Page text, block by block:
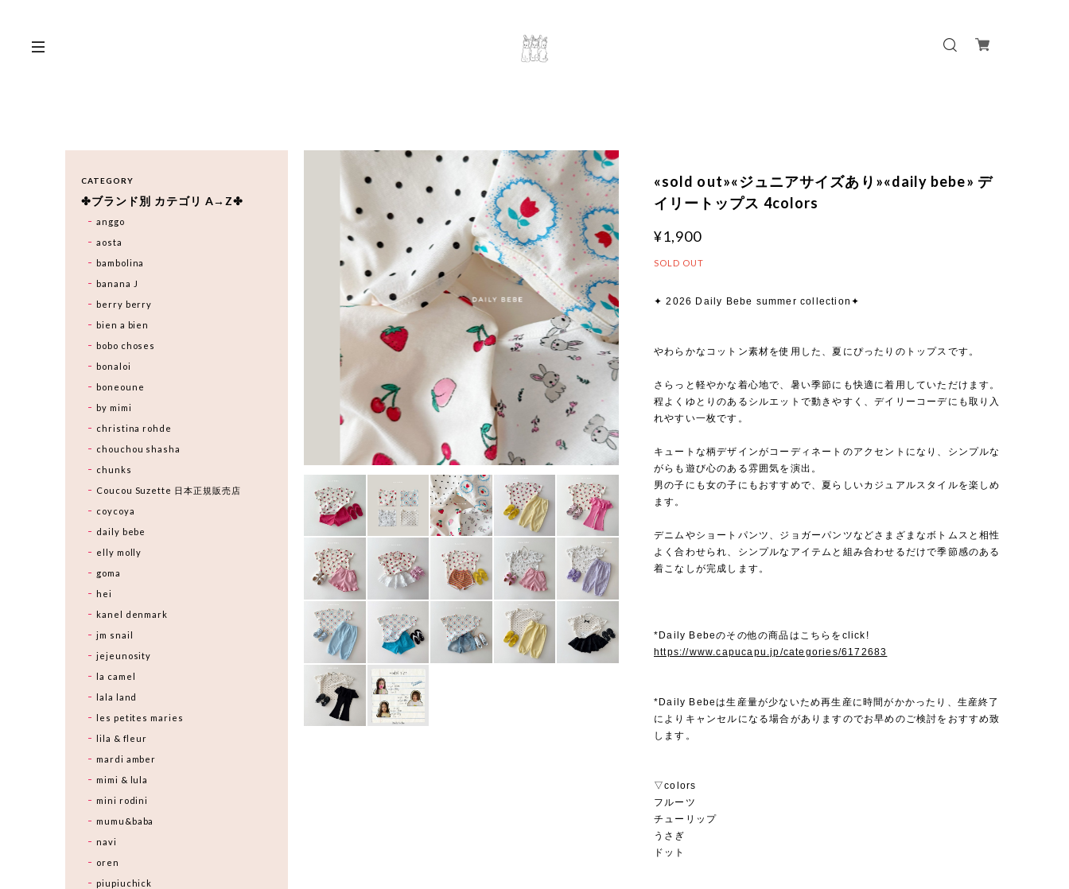
«sold out»«ジュニアサイズあり»«daily bebe» デ
イリートップス 4colors
¥1,900
SOLD OUT
✦ 2026 Daily Bebe summer collection✦
やわらかなコットン素材を使用した、夏にぴったりのトップスです。
さらっと軽やかな着心地で、暑い季節にも快適に着用していただけます。
程よくゆとりのあるシルエットで動きやすく、デイリーコーデにも取り入
れやすい一枚です。
キュートな柄デザインがコーディネートのアクセントになり、シンプルな
がらも遊び心のある雰囲気を演出。
男の子にも女の子にもおすすめで、夏らしいカジュアルスタイルを楽しめ
ます。
デニムやショートパンツ、ジョガーパンツなどさまざまなボトムスと相性
よく合わせられ、シンプルなアイテムと組み合わせるだけで季節感のある
着こなしが完成します。
*Daily Bebeのその他の商品はこちらをclick!
https://www.capucapu.jp/categories/6172683
*Daily Bebeは生産量が少ないため再生産に時間がかかったり、生産終了
によりキャンセルになる場合がありますのでお早めのご検討をおすすめ致
します。
▽colors
フルーツ
チューリップ
うさぎ
ドット
CATEGORY
✤ブランド別 カテゴリ A→Z✤
anggo
aosta
bambolina
banana J
berry berry
bien a bien
bobo choses
bonaloi
boneoune
by mimi
christina rohde
chouchou shasha
chunks
Coucou Suzette 日本正規販売店
coycoya
daily bebe
elly molly
goma
hei
kanel denmark
jm snail
jejeunosity
la camel
lala land
les petites maries
lila & fleur
mardi amber
mimi & lula
mini rodini
mumu&baba
navi
oren
piupiuchick